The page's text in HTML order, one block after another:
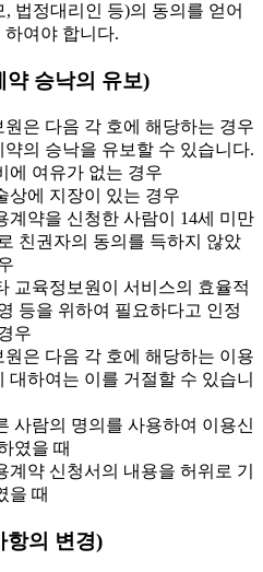
, 법정대리인 등)의 동의를 얻어
하여야 합니다.
약 승낙의 유보)
은 다음 각 호에 해당하는 경우
약의 승낙을 유보할 수 있습니다.
에 여유가 없는 경우
상에 지장이 있는 경우
계약을 신청한 사람이 14세 미만
친권자의 동의를 득하지 않았
교육정보원이 서비스의 효율적
등을 위하여 필요하다고 인정
우
은 다음 각 호에 해당하는 이용
대하여는 이를 거절할 수 있습니
사람의 명의를 사용하여 이용신
였을 때
계약 신청서의 내용을 허위로 기
을 때
항의 변경)